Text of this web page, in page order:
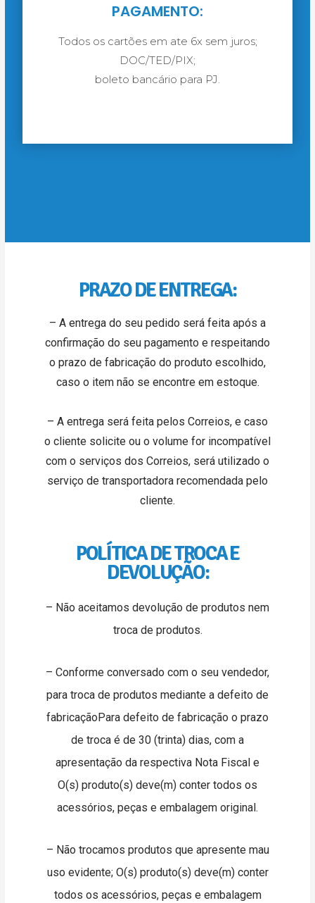
PAGAMENTO:
Todos os cartões em ate 6x sem juros;
DOC/TED/PIX;
boleto bancário para PJ.
PRAZO DE ENTREGA:
– A entrega do seu pedido será feita após a
confirmação do seu pagamento e respeitando
o prazo de fabricação do produto escolhido,
caso o item não se encontre em estoque.
– A entrega será feita pelos Correios, e caso
o cliente solicite ou o volume for incompatível
com o serviços dos Correios, será utilizado o
serviço de transportadora recomendada pelo
cliente.
POLÍTICA DE TROCA E
DEVOLUÇÃO:
– Não aceitamos devolução de produtos nem
troca de produtos.
– Conforme conversado com o seu vendedor,
para troca de produtos mediante a defeito de
fabricaçãoPara defeito de fabricação o prazo
de troca é de 30 (trinta) dias, com a
apresentação da respectiva Nota Fiscal e
O(s) produto(s) deve(m) conter todos os
acessórios, peças e embalagem original.
– Não trocamos produtos que apresente mau
uso evidente; O(s) produto(s) deve(m) conter
todos os acessórios, peças e embalagem